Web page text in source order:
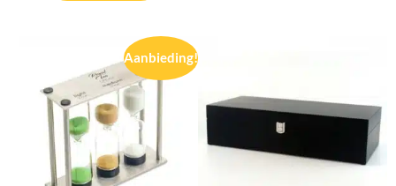
Aanbieding!